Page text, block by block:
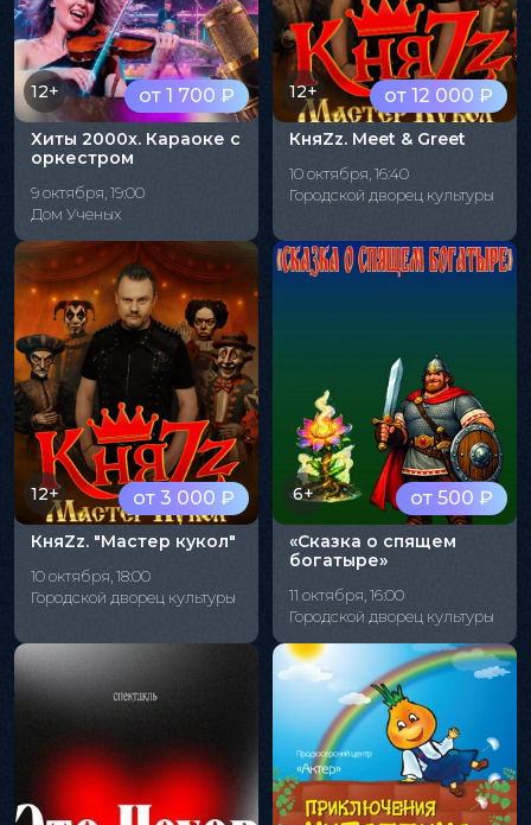
от 1 700 ₽
12+
Хиты 2000х. Караоке с
оркестром
9 октября, 19:00
Дом Ученых
от 12 000 ₽
12+
КняZz. Meet & Greet
10 октября, 16:40
Городской дворец культуры
от 3 000 ₽
12+
КняZz. "Мастер кукол"
10 октября, 18:00
Городской дворец культуры
от 500 ₽
6+
«Сказка о спящем
богатыре»
11 октября, 16:00
Городской дворец культуры